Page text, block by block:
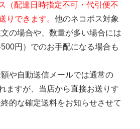
（配達日時指定不可・代引便不
りできます。 他のネコポス対象
の場合や、数量が多い場合には
円）でのお手配になる場合も
や自動送信メールでは通常の
ますが、当店から直接お送りす
的な確定送料をお知らせさせて